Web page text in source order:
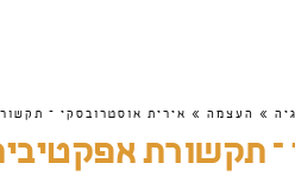
» העצמה » אירית אוסטרובסקי –
– תקשורת